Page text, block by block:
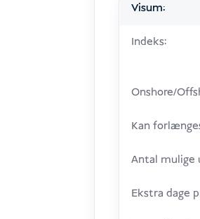
Visum:
Indeks:
Onshore/
Kan
Antal mulige
Ekstra dage